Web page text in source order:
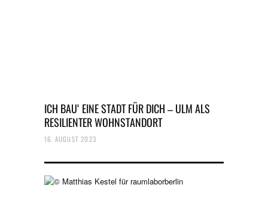
ICH BAU‘ EINE STADT FÜR DICH – ULM ALS
RESILIENTER WOHNSTANDORT
16. AUGUST 2023